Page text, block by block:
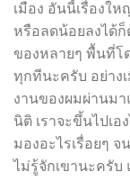
เมือง อันนี้เรื่องใ
หรือลดน้อยลงได้
ของหลายๆ พื้นที่โ
ทุกทีนะครับ อย่าง
งานของผมผ่านม
นิติ เราจะขึ้นไปเ
มองอะไรเรื่อยๆ
ไม่รู้จักเขานะครับ